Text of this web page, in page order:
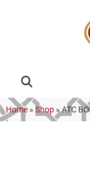
Home » Shop »ATC